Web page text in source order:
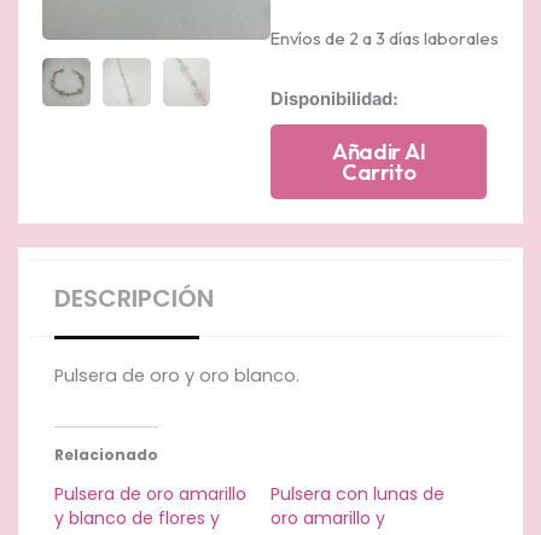
Envíos de 2 a 3 días laborales
Disponibilidad:
Pulsera
y
Añadir Al
Carrito
DESCRIPCIÓN
Pulsera de oro y oro blanco.
Relacionado
Pulsera de oro amarillo
y blanco de flores y
Pulsera con lunas de
oro amarillo y